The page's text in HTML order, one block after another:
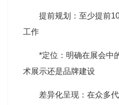
提前规划：至少提前
工作
*定位：明确在展会中
术展示还是品牌建设
差异化呈现：在众多